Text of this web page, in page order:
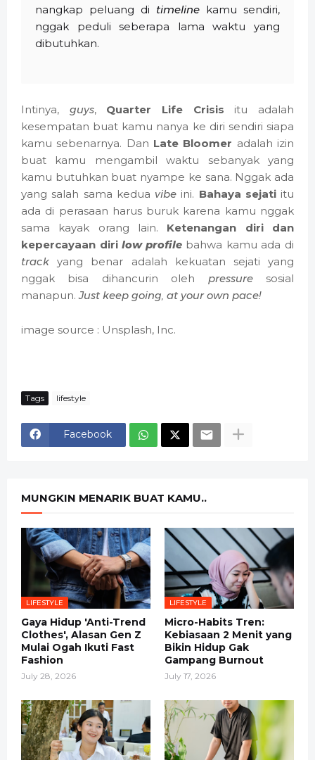
nangkap peluang di timeline kamu sendiri,
nggak peduli seberapa lama waktu yang
dibutuhkan.
Intinya, guys, Quarter Life Crisis itu adalah
kesempatan buat kamu nanya ke diri sendiri siapa
kamu sebenarnya. Dan Late Bloomer adalah izin
buat kamu mengambil waktu sebanyak yang
kamu butuhkan buat nyampe ke sana. Nggak ada
yang salah sama kedua vibe ini. Bahaya sejatiitu
ada di perasaan harus buruk karena kamu nggak
sama kayak orang lain. Ketenangan diri dan
kepercayaan dirilow profilebahwa kamu ada di
track yang benar adalah kekuatan sejati yang
nggak bisa dihancurin oleh pressuresosial
manapun.Just keep going, at your own pace!
image source : Unsplash, Inc.
Tags lifestyle
Facebook
MUNGKIN MENARIK BUAT KAMU..
LIFESTYLE
Gaya Hidup 'Anti-Trend
Clothes', Alasan Gen Z
Mulai Ogah Ikuti Fast
Fashion
July 28, 2026
LIFESTYLE
Micro-Habits Tren:
Kebiasaan 2 Menit yang
Bikin Hidup Gak
Gampang Burnout
July 17, 2026